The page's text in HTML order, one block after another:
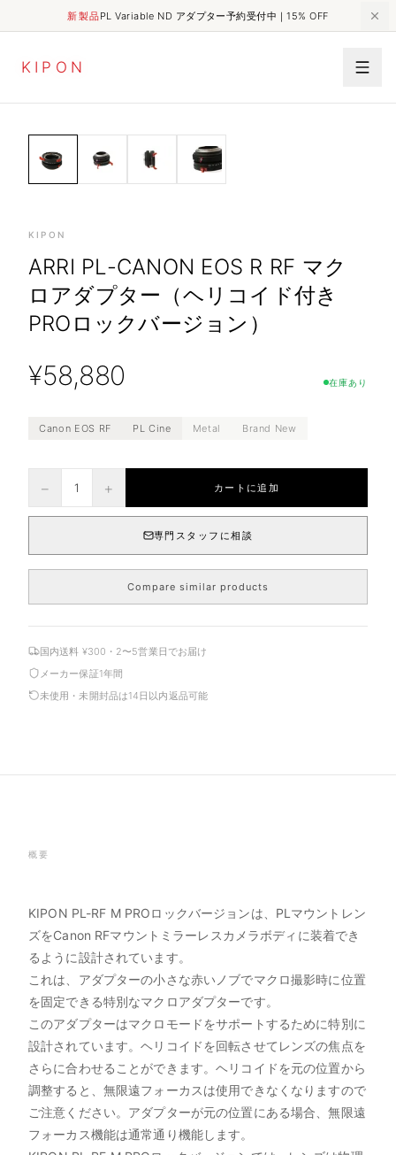
新製品PL Variable ND アダプター予約受付中｜15% OFF
K I P O N
HOME SHOP ARRI PL-Canon EOS R RF マクロアダプター（ヘリコイド付きPROロックバージョン）
KIPON
ARRI PL-CANON EOS R RF マク
ロアダプター（ヘリコイド付き
PROロックバージョン）
¥58,880 在庫あり
Canon EOS RF PL Cine Metal Brand New
− 1 + カートに追加
専門スタッフに相談
Compare similar products
国内送料 ¥300・2〜5営業日でお届け
メーカー保証1年間
未使用・未開封品は14日以内返品可能
概要
KIPON PL-RF M PROロックバージョンは、PLマウントレン
ズをCanon RFマウントミラーレスカメラボディに装着でき
るように設計されています。
これは、アダプターの小さな赤いノブでマクロ撮影時に位置
を固定できる特別なマクロアダプターです。
このアダプターはマクロモードをサポートするために特別に
設計されています。ヘリコイドを回転させてレンズの焦点を
さらに合わせることができます。ヘリコイドを元の位置から
調整すると、無限遠フォーカスは使用できなくなりますので
ご注意ください。アダプターが元の位置にある場合、無限遠
フォーカス機能は通常通り機能します。